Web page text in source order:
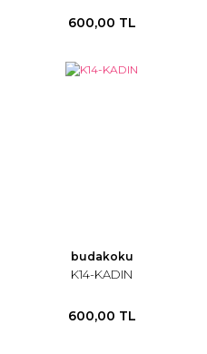
600,00 TL
budakoku
K14-KADIN
600,00 TL